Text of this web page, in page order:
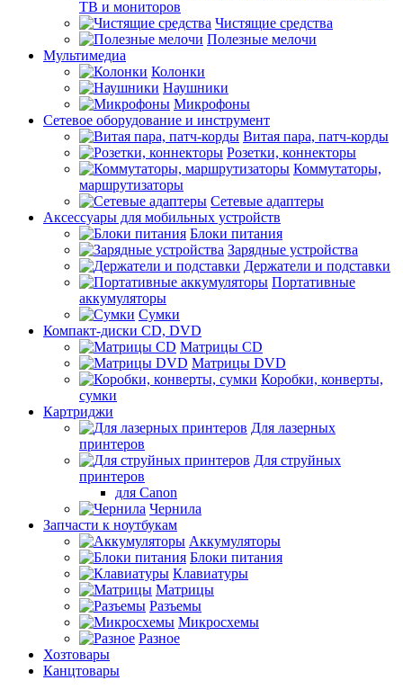
ТВ и мониторов
Чистящие средства
Полезные мелочи
Мультимедиа
Колонки
Наушники
Микрофоны
Сетевое оборудование и инструмент
Витая пара, патч-корды
Розетки, коннекторы
Коммутаторы,
маршрутизаторы
Сетевые адаптеры
Аксессуары для мобильных устройств
Блоки питания
Зарядные устройства
Держатели и подставки
Портативные
аккумуляторы
Сумки
Компакт-диски CD, DVD
Матрицы CD
Матрицы DVD
Коробки, конверты,
сумки
Картриджи
Для лазерных
принтеров
Для струйных
принтеров
для Canon
Чернила
Запчасти к ноутбукам
Аккумуляторы
Блоки питания
Клавиатуры
Матрицы
Разъемы
Микросхемы
Разное
Хозтовары
Канцтовары